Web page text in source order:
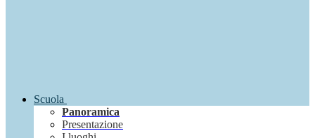
Scuola
Panoramica
Presentazione